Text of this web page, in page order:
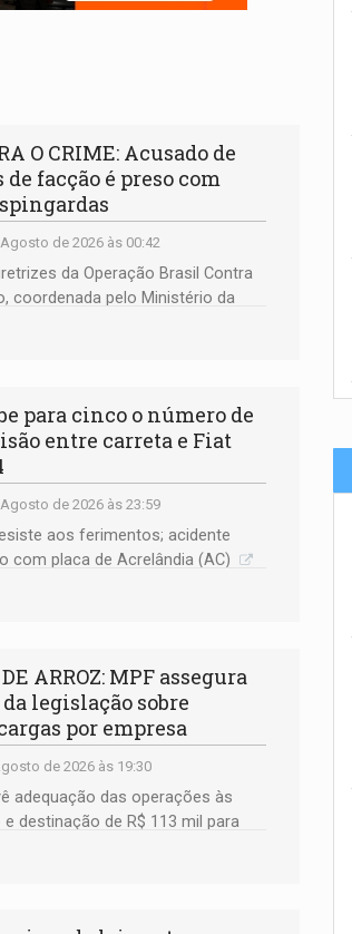
O CRIME: Acusado de
facção é preso com
de 2026 às 00:42
da Operação Brasil Contra
coordenada pelo Ministério da
para cinco o número de
entre carreta e Fiat
de 2026 às 23:59
aos ferimentos; acidente
com placa de Acrelândia (AC)
ARROZ: MPF assegura
legislação sobre
por empresa
de 2026 às 19:30
adequação das operações às
destinação de R$ 113 mil para